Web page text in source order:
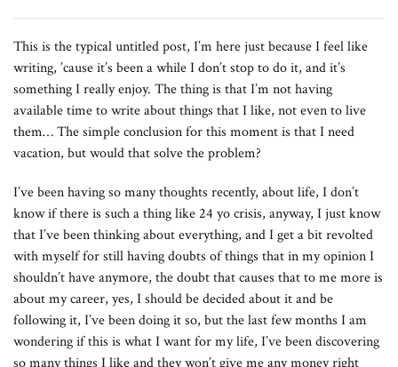
This is the typical untitled post, I’m here just because I feel like
writing, ’cause it’s been a while I don’t stop to do it, and it’s
something I really enjoy. The thing is that I’m not having
available time to write about things that I like, not even to live
them… The simple conclusion for this moment is that I need
vacation, but would that solve the problem?
I’ve been having so many thoughts recently, about life, I don’t
know if there is such a thing like 24 yo crisis, anyway, I just know
that I’ve been thinking about everything, and I get a bit revolted
with myself for still having doubts of things that in my opinion I
shouldn’t have anymore, the doubt that causes that to me more is
about my career, yes, I should be decided about it and be
following it, I’ve been doing it so, but the last few months I am
wondering if this is what I want for my life, I’ve been discovering
so many things I like and they won’t give me any money right